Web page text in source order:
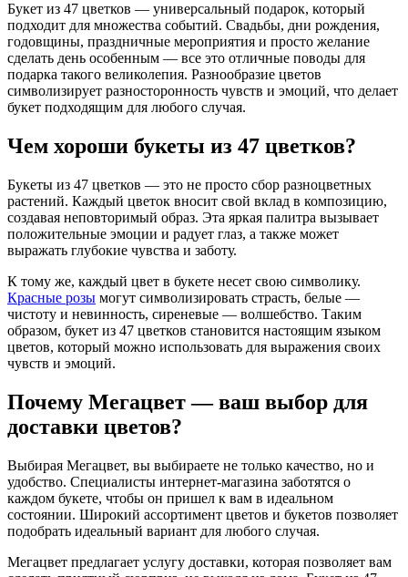
Букет из 47 цветков — универсальный подарок, который
подходит для множества событий. Свадьбы, дни рождения,
годовщины, праздничные мероприятия и просто желание
сделать день особенным — все это отличные поводы для
подарка такого великолепия. Разнообразие цветов
символизирует разносторонность чувств и эмоций, что делает
букет подходящим для любого случая.
Чем хороши букеты из 47 цветков?
Букеты из 47 цветков — это не просто сбор разноцветных
растений. Каждый цветок вносит свой вклад в композицию,
создавая неповторимый образ. Эта яркая палитра вызывает
положительные эмоции и радует глаз, а также может
выражать глубокие чувства и заботу.
К тому же, каждый цвет в букете несет свою символику.
Красные розы могут символизировать страсть, белые —
чистоту и невинность, сиреневые — волшебство. Таким
образом, букет из 47 цветков становится настоящим языком
цветов, который можно использовать для выражения своих
чувств и эмоций.
Почему Мегацвет — ваш выбор для
доставки цветов?
Выбирая Мегацвет, вы выбираете не только качество, но и
удобство. Специалисты интернет-магазина заботятся о
каждом букете, чтобы он пришел к вам в идеальном
состоянии. Широкий ассортимент цветов и букетов позволяет
подобрать идеальный вариант для любого случая.
Мегацвет предлагает услугу доставки, которая позволяет вам